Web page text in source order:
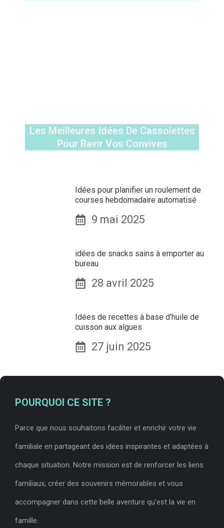
Les Meilleures Idées De Cassolettes
Pour Ravir Vos Convives
Idées pour planifier un roulement de
courses hebdomadaire automatisé
9 mai 2025
idées de snacks sains à emporter au
bureau
28 avril 2025
Idées de recettes à base d’huile de
cuisson aux algues
27 juin 2025
POURQUOI CE SITE ?
Parce que nous souhaitons faciliter et enrichir votre vie
familiale en partageant des idées inspirantes et adaptées à
chaque situation. Notre mission est de renforcer les liens
familiaux, créer des souvenirs mémorables et vous
accompagner dans cette belle aventure qu'est la vie en
famille.